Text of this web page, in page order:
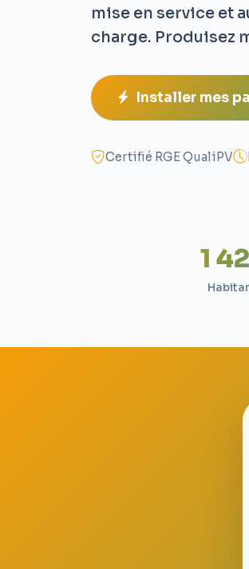
mise en service et
charge. Produisez
Installer mes
Certifié RGE QualiPV
1